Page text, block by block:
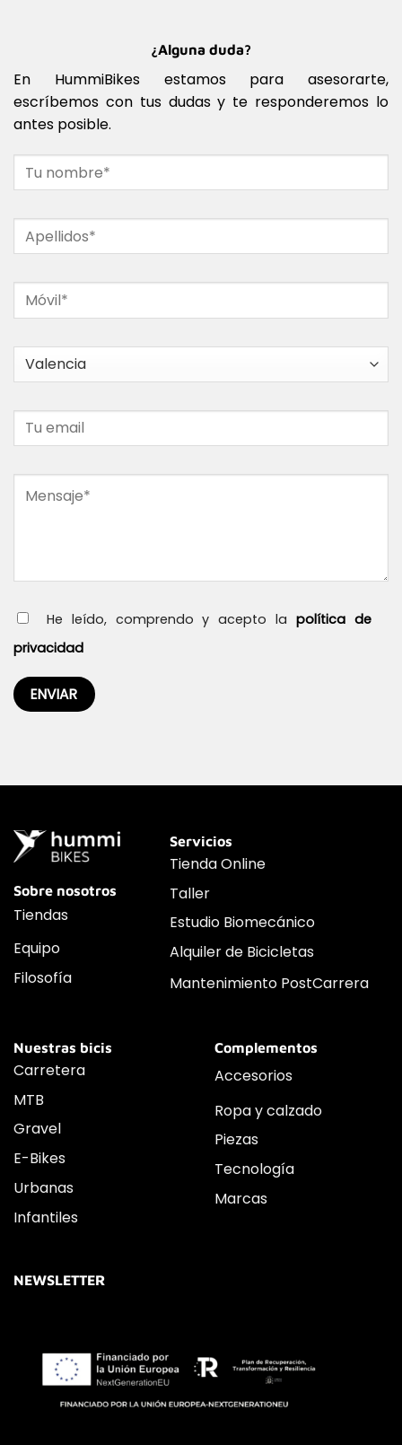
¿Alguna duda?
En HummiBikes estamos para asesorarte,
escríbemos con tus dudas y te responderemos lo
antes posible.
He leído, comprendo y acepto lapolítica de
privacidad
Sobre nosotros
Tiendas
Equipo
Filosofía
Servicios
Tienda Online
Taller
Estudio Biomecánico
Alquiler de Bicicletas
Mantenimiento PostCarrera
Nuestras bicis
Carretera
MTB
Gravel
E-Bikes
Urbanas
Infantiles
Complementos
Accesorios
Ropa y calzado
Piezas
Tecnología
Marcas
NEWSLETTER